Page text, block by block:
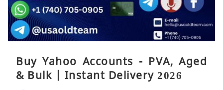
Buy Yahoo Accounts - PVA, Aged
& Bulk | Instant Delivery 2026